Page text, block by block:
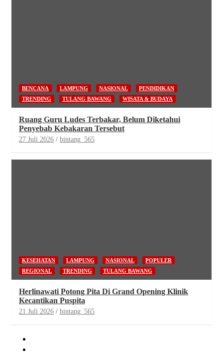
BENCANA LAMPUNG NASIONAL
PENDIDIKAN
TRENDING
TULANG BAWANG WISATA & BUDAYA
Ruang Guru Ludes Terbakar, Belum Diketahui
Penyebab Kebakaran Tersebut
27 Juli 2026 bintang_565
KESEHATAN LAMPUNG NASIONAL
POPULER
REGIONAL
TRENDING TULANG BAWANG
Herlinawati Potong Pita Di Grand Opening Klinik
Kecantikan Puspita
21 Juli 2026 bintang_565